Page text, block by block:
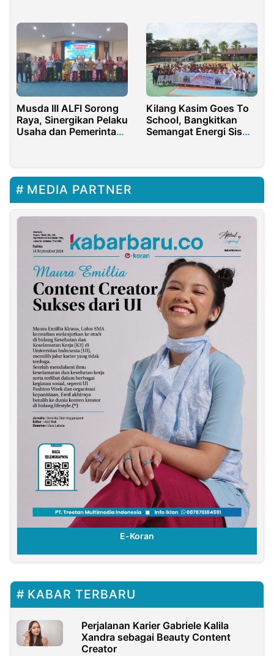
Musda III ALFI Sorong
Raya, Sinergikan Pelaku
Usaha dan Pemerintah
Kilang Kasim Goes To
School, Bangkitkan
Semangat Energi Siswa
MEDIA PARTNER
E-Koran
KABAR TERBARU
Perjalanan Karier Gabriele Kalila
Xandra sebagai Beauty Content
Creator